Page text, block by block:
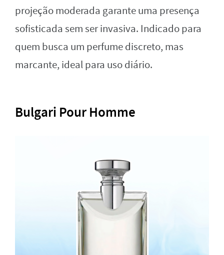
projeção moderada garante uma presença
sofisticada sem ser invasiva. Indicado para
quem busca um perfume discreto, mas
marcante, ideal para uso diário.
Bulgari Pour Homme